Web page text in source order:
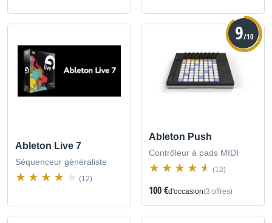
Ableton Live 7
Séquenceur généraliste
(12)
9/10
Ableton Push
Contrôleur à pads MIDI
(12)
100 €d'occasion(3 offres)